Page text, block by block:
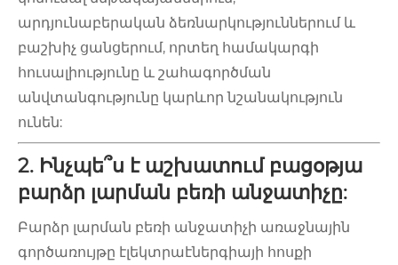
արդյունաբերական ձեռնարկություններում և
բաշխիչ ցանցերում, որտեղ համակարգի
հուսալիությունը և շահագործման
անվտանգությունը կարևոր նշանակություն
ունեն:
2. Ինչպե՞ս է աշխատում բացօթյա
բարձր լարման բեռի անջատիչը:
Բարձր լարման բեռի անջատիչի առաջնային
գործառույթը էլեկտրաէներգիայի հոսքի